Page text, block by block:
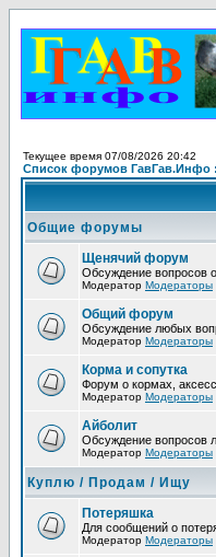
Текущее время 07/08/2026 20:42
Список форумов ГавГав.Инфо
Общие форумы
Щенячий форум
Обсуждение вопросов
Модератор Модераторы
Общий форум
Обсуждение любых
Модератор Модераторы
Корма и сопутка
Форум о кормах,
Модератор Модераторы
Айболит
Обсуждение вопросов
Модератор Модераторы
Куплю / Продам / Ищу
Потеряшка
Для сообщений о
Модератор Модераторы